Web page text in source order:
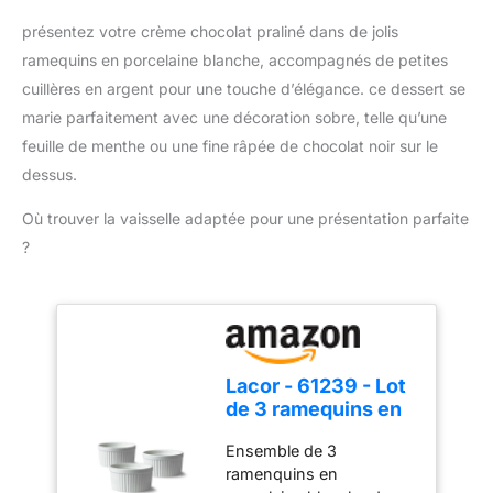
changement rapide des
accessoires. Compact et
pratique pour un usage
quotidien : Léger, doté
d'un design compact, ce
tâches de cuisine.
présentez votre crème chocolat praliné dans de jolis
ramequins en porcelaine blanche, accompagnés de petites
cuillères en argent pour une touche d’élégance. ce dessert se
marie parfaitement avec une décoration sobre, telle qu’une
feuille de menthe ou une fine râpée de chocolat noir sur le
dessus.
Où trouver la vaisselle adaptée pour une présentation parfaite
?
Lacor - 61239 - Lot
de 3 ramequins en
finition lisse et
brillante, résistant
Ensemble de 3
ramenquins en